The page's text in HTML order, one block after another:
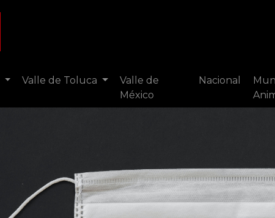
Valle de Toluca
Valle de
México
Nacional